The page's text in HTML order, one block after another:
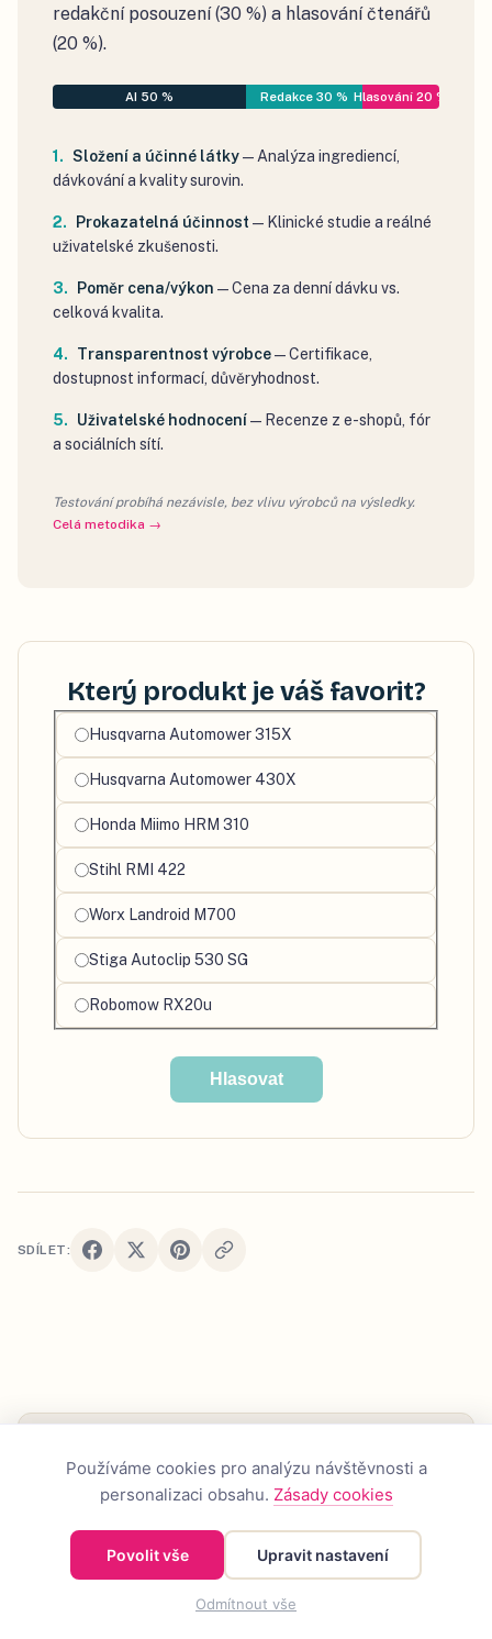
redakční posouzení (30 %) a hlasování čtenářů
(20 %).
AI 50 % Redakce 30 % Hlasování 20 %
Složení a účinné látky— Analýza ingrediencí,
dávkování a kvality surovin.
Prokazatelná účinnost — Klinické studie a reálné
uživatelské zkušenosti.
Poměr cena/výkon —Cena za denní dávku vs.
celková kvalita.
Transparentnost výrobce—Certifikace,
dostupnost informací, důvěryhodnost.
Uživatelské hodnocení— Recenze z e-shopů, fór
a sociálních sítí.
Testování probíhá nezávisle, bez vlivu výrobců na výsledky.
Celá metodika →
Který produkt je váš favorit?
Vyberte
svůj
oblíbený
produkt
Husqvarna Automower 315X
Husqvarna Automower 430X
Honda Miimo HRM 310
Stihl RMI 422
Worx Landroid M700
Stiga Autoclip 530 SG
Robomow RX20u
Hlasovat
SDÍLET:
JM
Jana Martincová
REDAKTORKA INSPIRATIVNÍ.CZ — BYDLENÍ, KRÁSA, DIY
Jana píše pro Inspirativní.cz o bydlení, kráse a
Používáme cookies pro analýzu návštěvnosti a
personalizaci obsahu. Zásady cookies
Povolit vše Upravit nastavení
Odmítnout vše